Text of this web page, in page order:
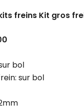
freins Kit gros
bol
sur bol